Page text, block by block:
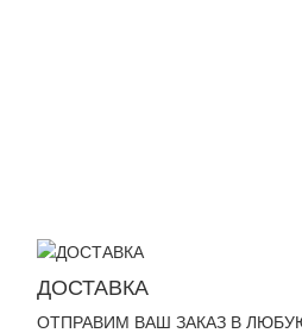
ДОСТАВКА
ОТПРАВИМ ВАШ ЗАКАЗ В